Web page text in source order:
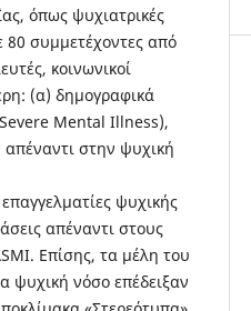
όπως ψυχιατρικές
80 συμμετέχοντες από
κοινωνικοί
(α) δημογραφικά
Mental Illness),
απέναντι στην ψυχική
ψυχικής
απέναντι στους
Επίσης, τα μέλη του
ψυχική νόσο επέδειξαν